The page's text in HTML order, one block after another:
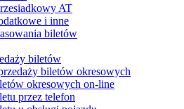
AT
i inne
biletów
biletów
biletów okresowych
okresowych on-line
przez telefon